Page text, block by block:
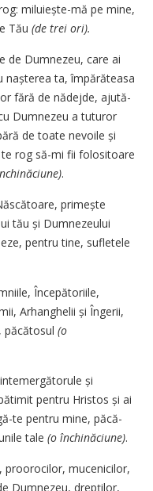
miluiește-mă pe mine,
Tău (de trei ori).
de Dumnezeu, care ai
naș­terea ta, îm­pă­ră­teasa
fără de nădejde, aju­tă­
Dum­­nezeu a tuturor
de toate ne­voile și
rog să-mi fii folositoare
.
primește
tău și Dum­ne­zeului
pen­tru tine, sufletele
Începătoriile,
Ar­hanghe­lii și În­ge­rii,
păcă­tosul (o
și
pentru Hristos și ai
te pentru mine, pă­că­
tale (o închinăciune).
proorocilor, mucenicilor,
Dum­­ne­zeu, drepți­lor,